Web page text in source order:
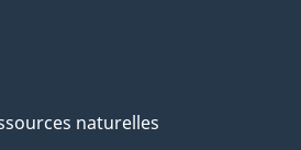
naturelles